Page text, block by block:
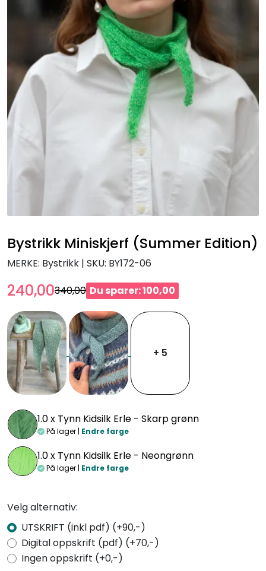
Bystrikk Miniskjerf (Summer Edition)
MERKE: Bystrikk | SKU: BY172-06
240,00340,00 Du sparer: 100,00
+ 5
1.0 x Tynn Kidsilk Erle - Skarp grønn
På lager | Endre farge
1.0 x Tynn Kidsilk Erle - Neongrønn
På lager | Endre farge
Velg alternativ:
UTSKRIFT (inkl pdf) (+90,-)
Digital oppskrift (pdf) (+70,-)
Ingen oppskrift (+0,-)